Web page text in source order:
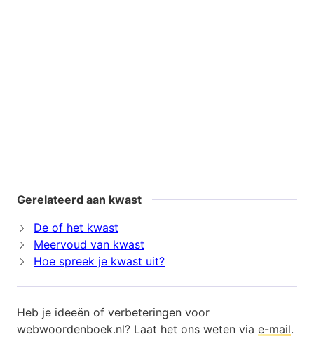
Gerelateerd aan kwast
De of het kwast
Meervoud van kwast
Hoe spreek je kwast uit?
Heb je ideeën of verbeteringen voor
webwoordenboek.nl? Laat het ons weten via e-mail.